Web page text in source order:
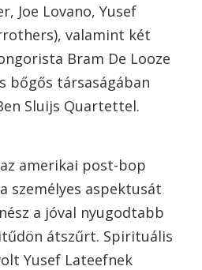
Joe Lovano, Yusef
valamint két
Bram De Looze
bőgős társaságában
Sluijs Quartettel.
amerikai post-bop
személyes aspektusát
a jóval nyugodtabb
átszűrt. Spirituális
Yusef Lateefnek